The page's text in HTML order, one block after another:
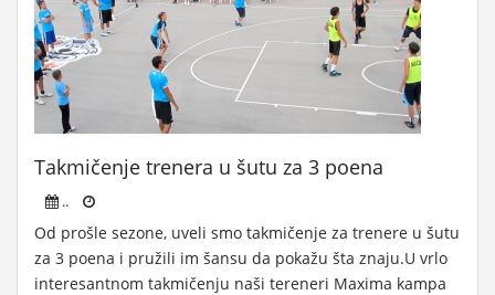
Takmičenje trenera u šutu za 3 poena
..
Od prošle sezone, uveli smo takmičenje za trenere u šutu
za 3 poena i pružili im šansu da pokažu šta znaju.U vrlo
interesantnom takmičenju naši tereneri Maxima kampa